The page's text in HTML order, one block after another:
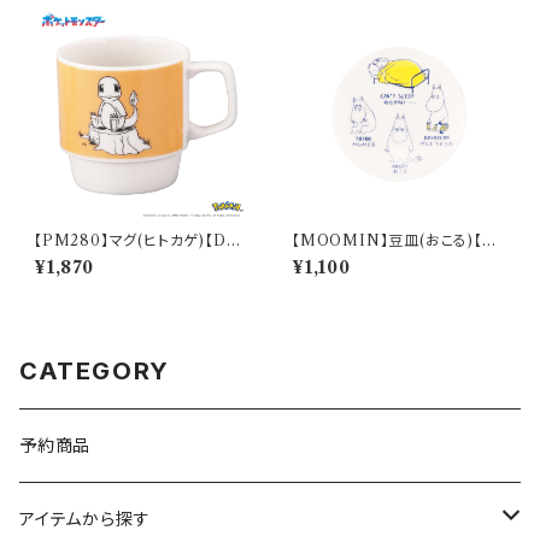
【PM280】マグ(ヒトカゲ)【Dail
y Sketch】PM282-11
¥1,870
【MOOMIN】豆皿(おこる)【M
M14000】MM14003-333
¥1,100
CATEGORY
予約商品
アイテムから探す